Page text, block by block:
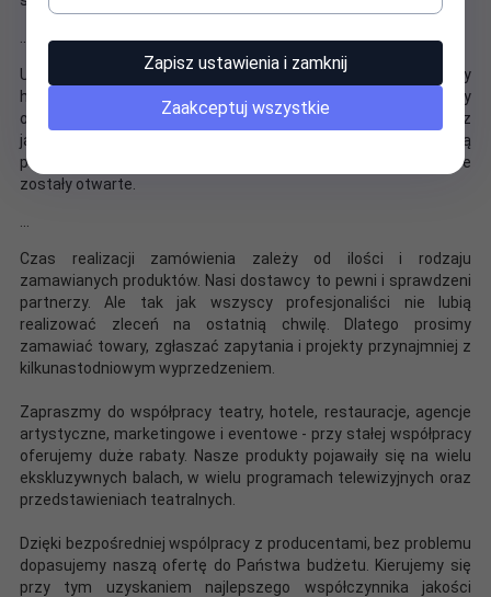
Uwaga! Produkt jest zapakowany w specjalny, gwarantujący
higienę woreczek. Dlatego prosimy naszych klientów by
otworzyli go dopiero wtedy, gdy będą pewni i zadowoleni z
jakości zakupionego produktu. Z dbałości o higienę nie będą
przyjmowane zwroty produktów osobistego użytku, które
zostały otwarte.
Czas realizacji zamówienia zależy od ilości i rodzaju
zamawianych produktów. Nasi dostawcy to pewni i sprawdzeni
partnerzy. Ale tak jak wszyscy profesjonaliści nie lubią
realizować zleceń na ostatnią chwilę. Dlatego prosimy
zamawiać towary, zgłaszać zapytania i projekty przynajmniej z
kilkunastodniowym wyprzedzeniem.
Zapraszmy do współpracy teatry, hotele, restauracje, agencje
artystyczne, marketingowe i eventowe - przy stałej współpracy
oferujemy duże rabaty. Nasze produkty pojawaiły się na wielu
ekskluzywnych balach, w wielu programach telewizyjnych oraz
przedstawieniach teatralnych.
Dzięki bezpośredniej wspólpracy z producentami, bez problemu
dopasujemy naszą ofertę do Państwa budżetu. Kierujemy się
przy tym uzyskaniem najlepszego współczynnika jakości
Zapisz ustawienia i zamknij
Zaakceptuj wszystkie